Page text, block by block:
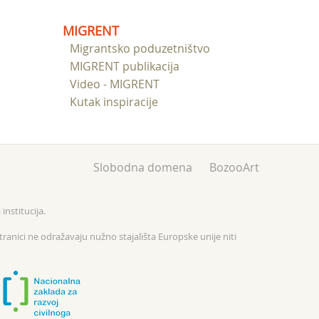
MIGRENT
Migrantsko poduzetništvo
MIGRENT publikacija
Video - MIGRENT
Kutak inspiracije
Slobodna domena BozooArt
institucija.
ne odražavaju nužno stajališta Europske unije niti